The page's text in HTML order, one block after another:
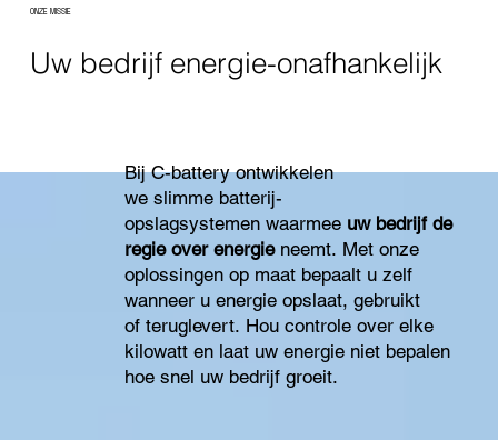
ONZE MISSIE
Uw bedrijf energie-onafhankelijk
Bij C-battery ontwikkelen
we slimme batterij-
opslagsystemen waarmee uw bedrijf de
regie over energieneemt. Met onze
oplossingen op maat bepaalt u zelf
wanneer u energie opslaat, gebruikt
of teruglevert. Hou controle over elke
kilowatt en laat uw energie niet bepalen
hoe snel uw bedrijf groeit.